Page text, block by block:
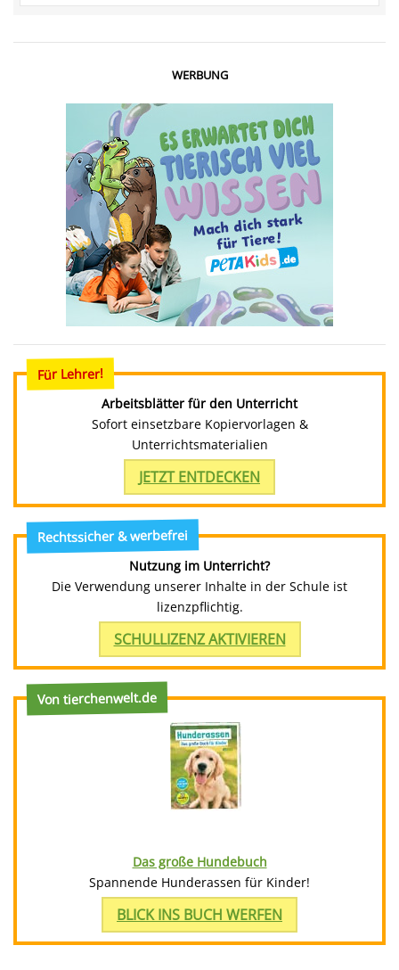
WERBUNG
Für Lehrer!
Arbeitsblätter für den Unterricht
Sofort einsetzbare Kopiervorlagen &
Unterrichtsmaterialien
JETZT ENTDECKEN
Rechtssicher & werbefrei
Nutzung im Unterricht?
Die Verwendung unserer Inhalte in der Schule ist
lizenzpflichtig.
SCHULLIZENZ AKTIVIEREN
Von tierchenwelt.de
Das große Hundebuch
Spannende Hunderassen für Kinder!
BLICK INS BUCH WERFEN